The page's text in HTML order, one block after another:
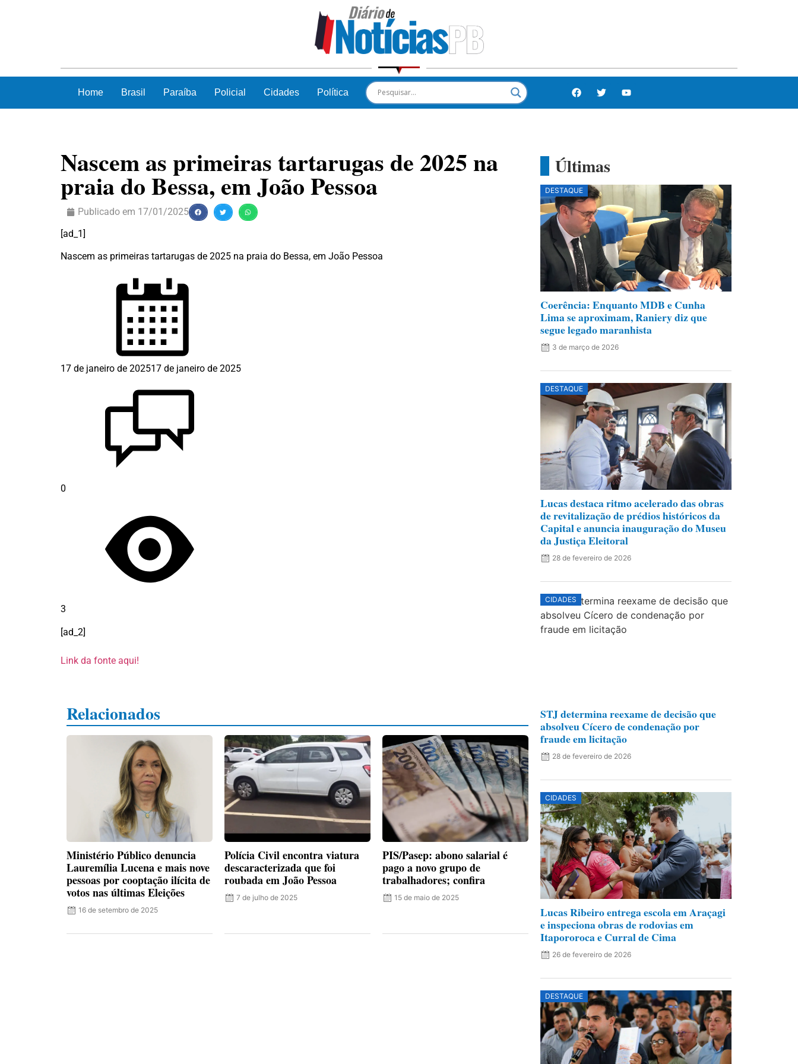
Home Brasil Paraíba Policial Cidades Política
Nascem as primeiras tartarugas de 2025 na
praia do Bessa, em João Pessoa
Publicado em 17/01/2025
[ad_1]
Nascem as primeiras tartarugas de 2025 na praia do Bessa, em João Pessoa
17 de janeiro de 202517 de janeiro de 2025
0
3
[ad_2]
Link da fonte aqui!
Relacionados
Ministério Público denuncia
Lauremília Lucena e mais nove
pessoas por cooptação ilícita de
votos nas últimas Eleições
16 de setembro de 2025
Polícia Civil encontra viatura
descaracterizada que foi
roubada em João Pessoa
7 de julho de 2025
PIS/Pasep: abono salarial é
pago a novo grupo de
trabalhadores; confira
15 de maio de 2025
Últimas
DESTAQUE
Coerência: Enquanto MDB e Cunha
Lima se aproximam, Raniery diz que
segue legado maranhista
3 de março de 2026
DESTAQUE
Lucas destaca ritmo acelerado das obras
de revitalização de prédios históricos da
Capital e anuncia inauguração do Museu
da Justiça Eleitoral
28 de fevereiro de 2026
CIDADES
STJ determina reexame de decisão que
absolveu Cícero de condenação por
fraude em licitação
28 de fevereiro de 2026
CIDADES
Lucas Ribeiro entrega escola em Araçagi
e inspeciona obras de rodovias em
Itapororoca e Curral de Cima
26 de fevereiro de 2026
DESTAQUE